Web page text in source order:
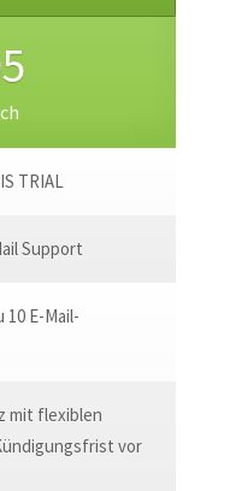
TRIAL
Support
E-Mail-
mit flexiblen
vor